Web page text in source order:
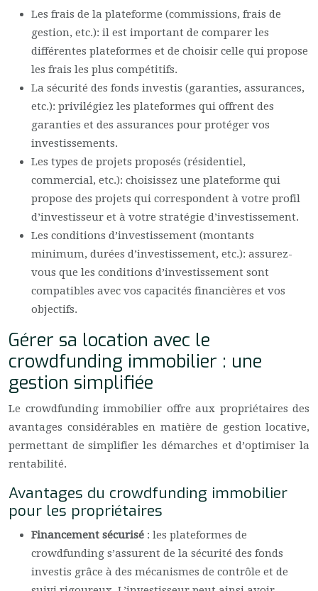
Les frais de la plateforme (commissions, frais de
gestion, etc.): il est important de comparer les
différentes plateformes et de choisir celle qui propose
les frais les plus compétitifs.
La sécurité des fonds investis (garanties, assurances,
etc.): privilégiez les plateformes qui offrent des
garanties et des assurances pour protéger vos
investissements.
Les types de projets proposés (résidentiel,
commercial, etc.): choisissez une plateforme qui
propose des projets qui correspondent à votre profil
d’investisseur et à votre stratégie d’investissement.
Les conditions d’investissement (montants
minimum, durées d’investissement, etc.): assurez-
vous que les conditions d’investissement sont
compatibles avec vos capacités financières et vos
objectifs.
Gérer sa location avec le
crowdfunding immobilier : une
gestion simplifiée
Le crowdfunding immobilier offre aux propriétaires des
avantages considérables en matière de gestion locative,
permettant de simplifier les démarches et d’optimiser la
rentabilité.
Avantages du crowdfunding immobilier
pour les propriétaires
Financement sécurisé : les plateformes de
crowdfunding s’assurent de la sécurité des fonds
investis grâce à des mécanismes de contrôle et de